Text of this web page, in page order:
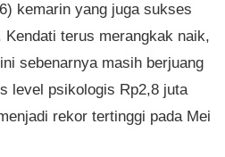
kemarin yang juga sukses
Kendati terus merangkak naik,
sebenarnya masih berjuang
level psikologis Rp2,8 juta
rekor tertinggi pada Mei